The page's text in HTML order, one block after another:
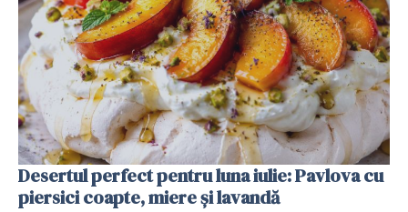
Desertul perfect pentru luna iulie: Pavlova cu
piersici coapte, miere și lavandă